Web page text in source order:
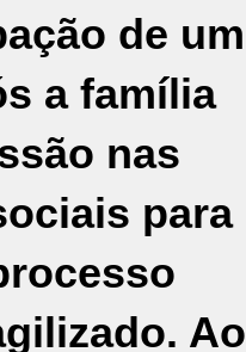
de um
a família
nas
para
Ao